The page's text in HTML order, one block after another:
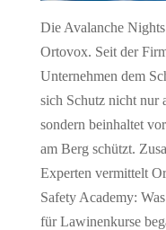
Die Avalanche
Ortovox. Seit der
Unternehmen dem
sich Schutz nicht nur
sondern beinhaltet
am Berg schützt.
Experten vermittelt
Safety Academy:
für Lawinenkurse